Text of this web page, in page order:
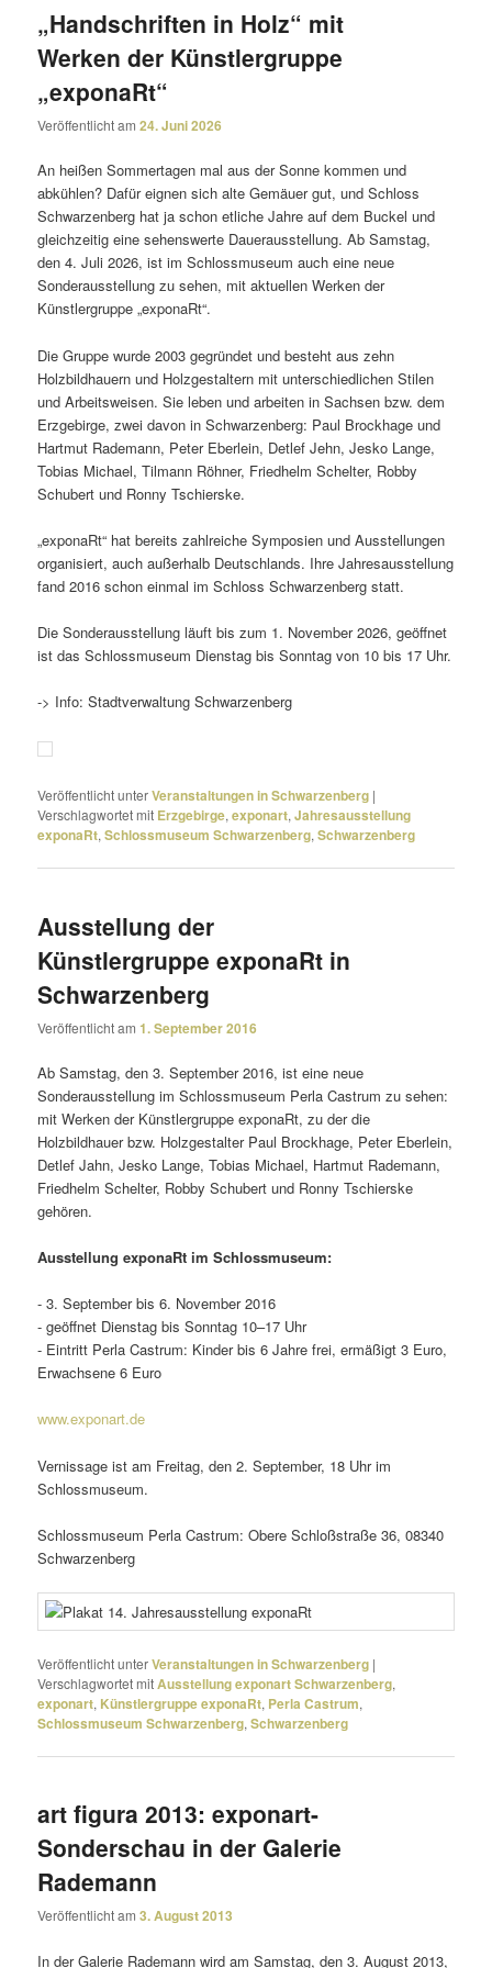
„Handschriften in Holz“ mit
Werken der Künstlergruppe
„exponaRt“
Veröffentlicht am24. Juni 2026
An heißen Sommertagen mal aus der Sonne kommen und
abkühlen? Dafür eignen sich alte Gemäuer gut, und Schloss
Schwarzenberg hat ja schon etliche Jahre auf dem Buckel und
gleich­zeitig eine sehens­werte Dauerausstellung. Ab Samstag,
den 4. Juli 2026, ist im Schlossmuseum auch eine neue
Sonderausstellung zu sehen, mit aktu­ellen Werken der
Künstlergruppe „exponaRt“.
Die Gruppe wurde 2003 gegründet und besteht aus zehn
Holzbildhauern und Holzgestaltern mit unter­schied­li­chen Stilen
und Arbeitsweisen. Sie leben und arbeiten in Sachsen bzw. dem
Erzgebirge, zwei davon in Schwarzenberg: Paul Brockhage und
Hartmut Rademann, Peter Eberlein, Detlef Jehn, Jesko Lange,
Tobias Michael, Tilmann Röhner, Friedhelm Schelter, Robby
Schubert und Ronny Tschierske.
„exponaRt“ hat bereits zahl­reiche Symposien und Ausstellungen
orga­ni­siert, auch außer­halb Deutschlands. Ihre Jahresausstellung
fand 2016 schon einmal im Schloss Schwarzenberg statt.
Die Sonderausstellung läuft bis zum 1. November 2026, geöffnet
ist das Schlossmuseum Dienstag bis Sonntag von 10 bis 17 Uhr.
-> Info: Stadtverwaltung Schwarzenberg
Veröffentlicht unterVeranstaltungen in Schwarzenberg |
Verschlagwortet mit Erzgebirge,exponart,Jahresausstellung
exponaRt,Schlossmuseum Schwarzenberg,Schwarzenberg
Ausstellung der
Künstlergruppe exponaRt in
Schwarzenberg
Veröffentlicht am1. September 2016
Ab Samstag, den 3. September 2016, ist eine neue
Sonderausstellung im Schlossmuseum Perla Castrum zu sehen:
mit Werken der Künstlergruppe exponaRt, zu der die
Holzbildhauer bzw. Holzgestalter Paul Brockhage, Peter Eberlein,
Detlef Jahn, Jesko Lange, Tobias Michael, Hartmut Rademann,
Friedhelm Schelter, Robby Schubert und Ronny Tschierske
gehören.
Ausstellung exponaRt im Schlossmuseum:
- 3. September bis 6. November 2016
- geöffnet Dienstag bis Sonntag 10–17 Uhr
- Eintritt Perla Castrum: Kinder bis 6 Jahre frei, ermä­ßigt 3 Euro,
Erwachsene 6 Euro
www.exponart.de
Vernissage ist am Freitag, den 2. September, 18 Uhr im
Schlossmuseum.
Schlossmuseum Perla Castrum: Obere Schloßstraße 36, 08340
Schwarzenberg
Veröffentlicht unterVeranstaltungen in Schwarzenberg |
Verschlagwortet mitAusstellung exponart Schwarzenberg,
exponart, Künstlergruppe exponaRt, Perla Castrum,
Schlossmuseum Schwarzenberg,Schwarzenberg
art figura 2013: exponart-
Sonderschau in der Galerie
Rademann
Veröffentlicht am3. August 2013
In der Galerie Rademann wird am Samstag, den 3. August 2013,